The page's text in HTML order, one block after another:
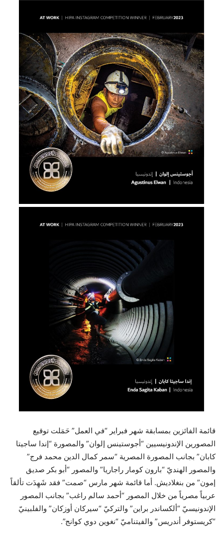
قائمة الفائزين بمسابقة شهر فبراير “في العمل” حَمَلت توقيع
المصورين الإندونيسيين “أجوستينس إلوان” والمصورة “إندا ساجيتا
كابان” بجانب المصورة المصرية “سمر كمال الدين محمد فرج”
والمصور الهنديّ “بارون كومار راجاريا” والمصور “أبو بكر صديق
إمون” من بنغلاديش. أما قائمة شهر مارس “صمت” فقد شَهِدَت تألقاً
عربياً مصرياً من خلال المصور “أحمد سالم راغب” بجانب المصور
الإندونيسيّ “ألكساندر براين” والتركيّ “سيركان أوزكان” والفلبينيّ
“كريستوفر أندريس” والفيتناميّ “نغوين دوي كوانج”.